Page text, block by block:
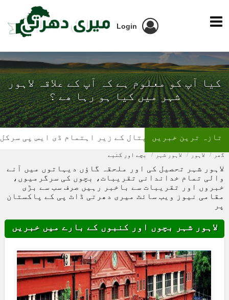
Login
کیا آپ کو معلوم ہے کہ آپ کے علاقہ لاہور
شہر میں کیا ہو رہا ھے ؟
کے زیر اہتمام ڈی ایس پی سرکل چونیاں آفس میں بلڈ
تازہ ترین خبریں
گھر لاہور لاہور شہر بچے اور کنبے
لاہور شہر تحصیل کی اور ملحقہ گاؤں دیہاتوں میں آنے
والی تمام خداندانی تقریبات، بچوں کی سرگرمیوں،
خبروں اور تقریبات سے باخبر رہیں صرف سب سے بڑی
مقامی نیوز ویب سائٹ میری دھرتی ڈاٹ پی کے پاکستان
پر
لاہور شہر بچوں اور کنبوں کے بارے میں خبریں